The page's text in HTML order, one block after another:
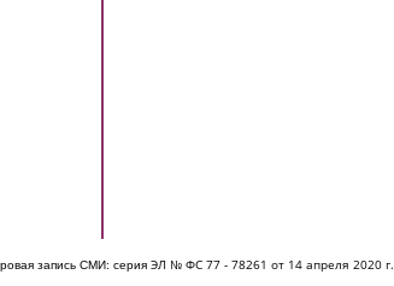
запись СМИ: серия ЭЛ № ФС 77 - 78261 от 14 апреля 2020 г.